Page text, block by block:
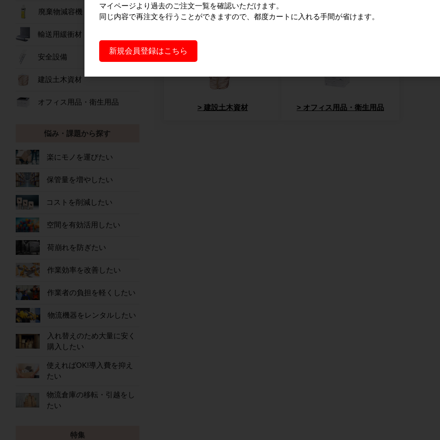
建設土木資材 オフィス用品・衛生用品
廃棄物減容機
輸送用緩衝材
安全設備
建設土木資材
オフィス用品・衛生用品
悩み・課題から探す
楽にモノを運びたい
保管量を増やしたい
コストを削減したい
空間を有効活用したい
荷崩れを防ぎたい
作業効率を改善したい
作業者の負担を軽くしたい
物流機器をレンタルしたい
入れ替えのため大量に安く
購入したい
使えればOK!導入費を抑え
たい
物流倉庫の移転・引越をし
たい
特集
マイページより過去のご注文一覧を確認いただけます。
同じ内容で再注文を行うことができますので、都度カートに入れる手間が省けます。
新規会員登録はこちら